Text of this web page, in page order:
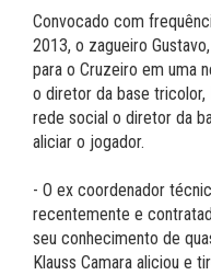
Convocado com
2013, o zagueiro
para o Cruzeiro em uma
o diretor da base tricolor,
rede social o diretor da
aliciar o jogador.
- O ex coordenador
recentemente e
seu conhecimento de
Klauss Camara aliciou e